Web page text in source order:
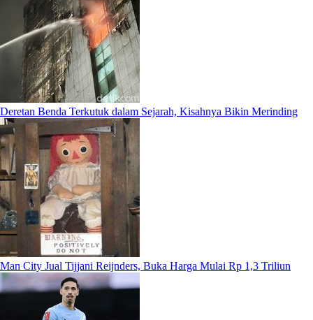
Deretan Benda Terkutuk dalam Sejarah, Kisahnya Bikin Merinding
Man City Jual Tijjani Reijnders, Buka Harga Mulai Rp 1,3 Triliun